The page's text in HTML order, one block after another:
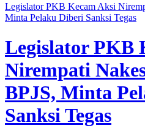
Legislator PKB Kecam Aksi
Minta Pelaku Diberi Sanksi Tegas
Legislator PKB
Nirempati
BPJS, Minta
Sanksi Tegas